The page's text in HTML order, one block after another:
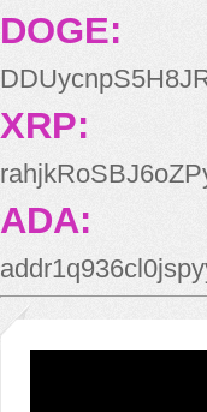
DOGE:
XRP:
ADA: